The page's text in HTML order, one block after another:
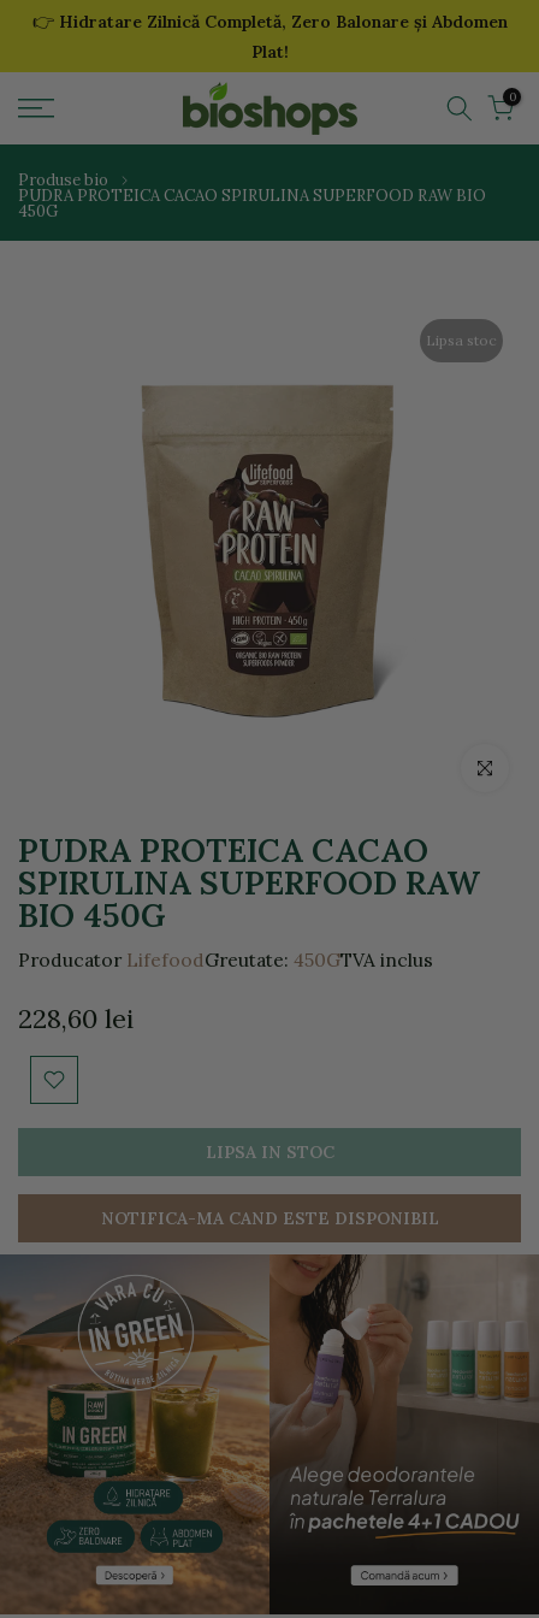
Sari
👉 Hidratare Zilnică Completă, Zero Balonare și Abdomen
Plat!
0
Produse bio
PUDRA PROTEICA CACAO SPIRULINA SUPERFOOD RAW BIO
450G
Lipsa stoc
Click
PUDRA PROTEICA CACAO
SPIRULINA SUPERFOOD RAW
BIO 450G
Producator LifefoodGreutate: 450GTVA inclus
228,60 lei
LIPSA IN STOC
NOTIFICA-MA CAND ESTE DISPONIBIL